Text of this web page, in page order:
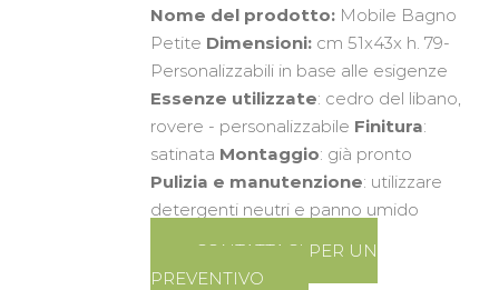
Nome del prodotto:Mobile Bagno
Petite Dimensioni:cm 51x43x h. 79-
Personalizzabili in base alle esigenze
Essenze utilizzate: cedro del libano,
rovere - personalizzabile Finitura:
satinata Montaggio: già pronto
Pulizia e manutenzione: utilizzare
detergenti neutri e panno umido
CONTATTACI PER UN
PREVENTIVO